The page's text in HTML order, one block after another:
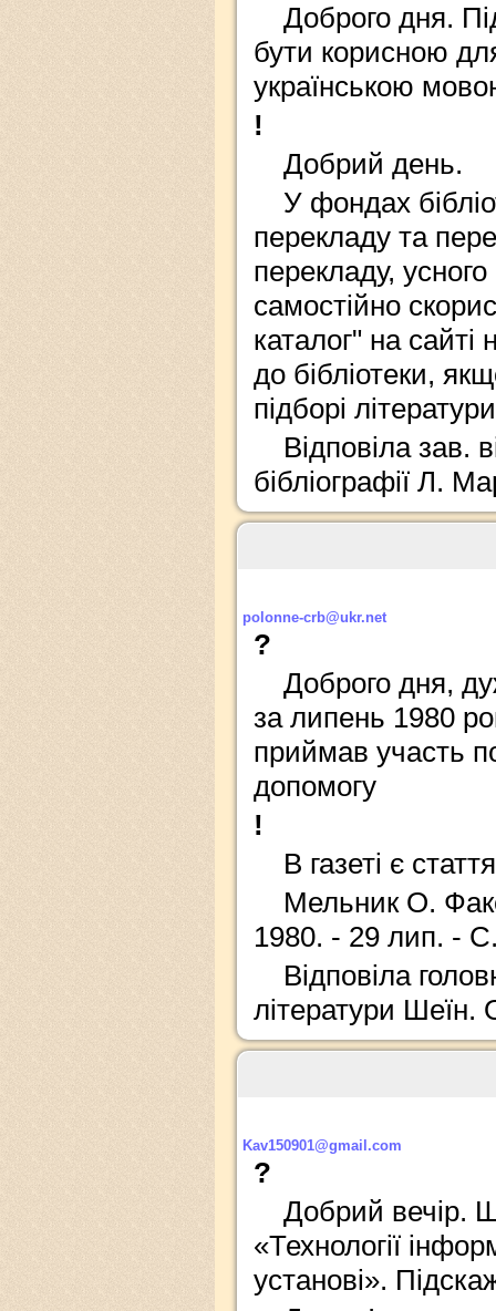
Доброго дня.
бути корисною
українською
!
Добрий день.
У фондах
перекладу та
перекладу,
самостійно
каталог" на сайті
до бібліотеки,
підборі
Відповіла зав.
бібліографії Л.
polonne-crb@ukr.net
?
Доброго дня,
за липень 1980
приймав участь
допомогу
!
В газеті є
Мельник О.
1980. - 29 лип. -
Відповіла
літератури Шеїн.
Kav150901@gmail.com
?
Добрий вечір.
«Технології
установі».